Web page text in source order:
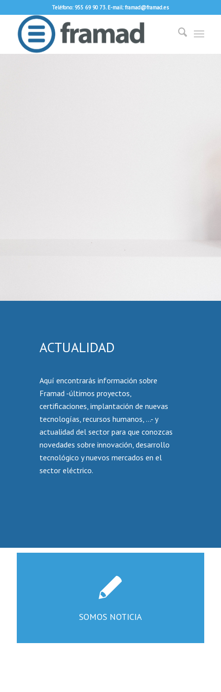
Teléfono: 955 69 90 73. E-mail: framad@framad.es
ACTUALIDAD
Aquí encontrarás información sobre
Framad -últimos proyectos,
certificaciones, implantación de nuevas
tecnologías, recursos humanos, …- y
actualidad del sector para que conozcas
novedades sobre innovación, desarrollo
tecnológico y nuevos mercados en el
sector eléctrico.
SOMOS NOTICIA